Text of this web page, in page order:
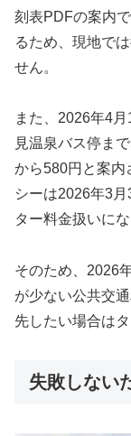
刻表PDFの案内
るため、現地で
せん。
また、2026年4
見温泉バス停ま
から580円と案内
シーは2026年3
ター料金扱いにな
そのため、2026
が少ない公共交
先したい場合は
失敗しない